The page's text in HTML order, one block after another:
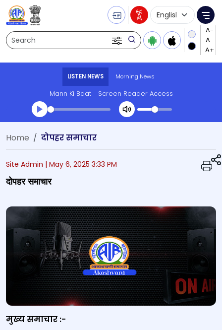
Search
Language
LISTEN NEWS Morning News
Mann Ki Baat Screen Reader Access
Transcript summary
Home दोपहर समाचार
Site Admin | May 6, 2025 3:33 PM
दोपहर समाचार
मुख्‍य समाचार :-